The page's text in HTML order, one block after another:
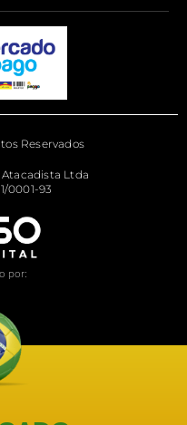
Reservados
Atacadista Ltda
0001-93
por: